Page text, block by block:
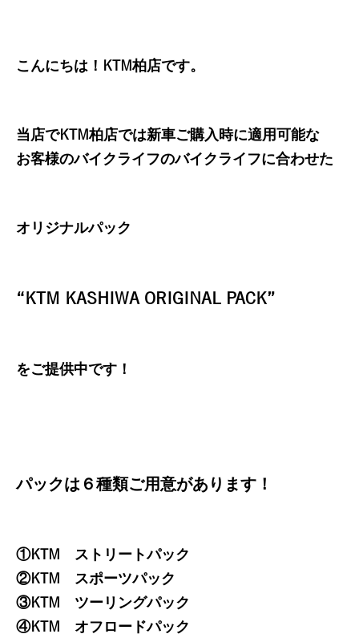
こんにちは！KTM柏店です。
当店でKTM柏店では新車ご購入時に適用可能な
お客様のバイクライフのバイクライフに合わせた
オリジナルパック
“KTM KASHIWA ORIGINAL PACK”
をご提供中です！
パックは６種類ご用意があります！
①KTM ストリートパック
②KTM スポーツパック
③KTM ツーリングパック
④KTM オフロードパック